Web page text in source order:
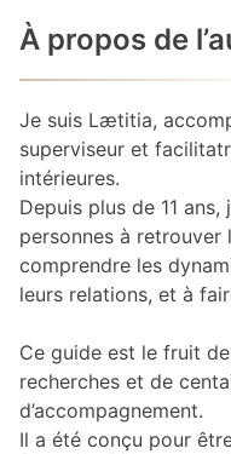
À propos de
Je suis Lætitia,
superviseur et
intérieures.
Depuis plus de 11
personnes à retrouver
comprendre les
leurs relations, et à
Ce guide est le fruit
recherches et de
d’accompagnement.
Il a été conçu pour